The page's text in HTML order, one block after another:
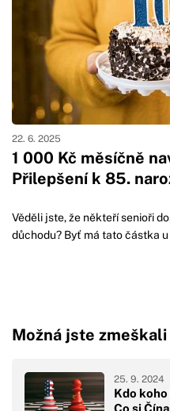
1 000 Kč měsíčně
Přilepšení k 85.
22. 6. 2025
Věděli jste, že někteří senioři
důchodu? Byť má tato částka u
Možná jste zmeškali
Kdo
Co si
25. 9. 2024